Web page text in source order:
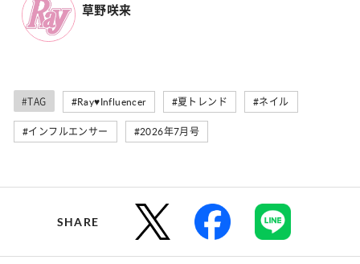
草野咲来
#TAG #Ray♥Influencer #夏トレンド #ネイル
#インフルエンサー #2026年7月号
SHARE